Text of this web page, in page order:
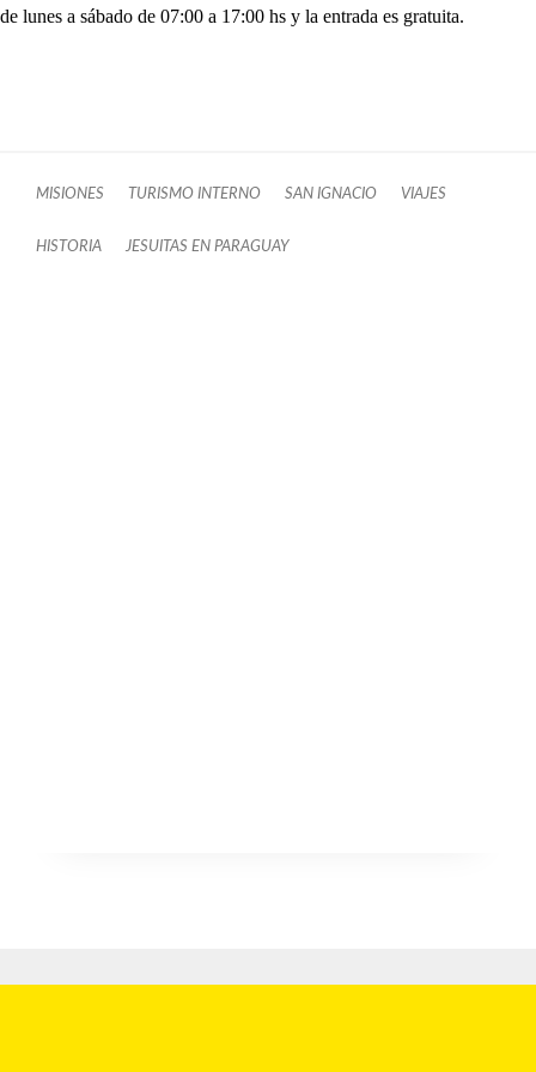
de lunes a sábado de 07:00 a 17:00 hs y la entrada es gratuita.
MISIONES TURISMO INTERNO SAN IGNACIO VIAJES
HISTORIA JESUITAS EN PARAGUAY